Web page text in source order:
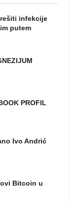
infekcije
putem
PROFIL
Ivo Andrić
Bitcoin u